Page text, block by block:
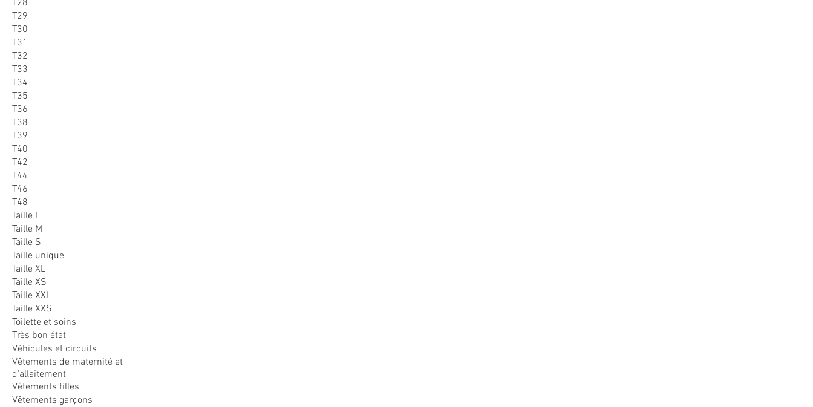
T28
T29
T30
T31
T32
T33
T34
T35
T36
T38
T39
T40
T42
T44
T46
T48
Taille L
Taille M
Taille S
Taille unique
Taille XL
Taille XS
Taille XXL
Taille XXS
Toilette et soins
Très bon état
Véhicules et circuits
Vêtements de maternité et
d'allaitement
Vêtements filles
Vêtements garçons